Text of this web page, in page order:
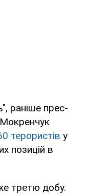
раніше прес-
терористів у
позицій в
третю добу.